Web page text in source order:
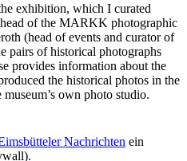
exhibition, which I curated
of the MARKK photographic
(head of events and curator of
pairs of historical photographs
provides information about the
the historical photos in the
own photo studio.
Nachrichten ein